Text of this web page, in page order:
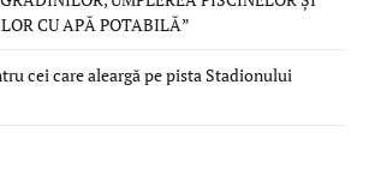
CU APĂ POTABILĂ”
cei care aleargă pe pista Stadionului